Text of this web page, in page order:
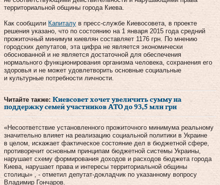
территориальной общины города Киева.
Как сообщили Капиталу в пресс-службе Киевосовета, в проекте
решения указано, что по состоянию на 1 января 2015 года средний
прожиточный минимум киевлян составляет 1176 грн. По мнению
городских депутатов, эта цифра не является экономически
обоснованной и не является достаточной для обеспечения
нормального функционирования организма человека, сохранения его
здоровья и не может удовлетворить основные социальные
и культурные потребности личности.
Читайте также: Киевсовет хочет увеличить сумму на
поддержку семей участников АТО до 93,5 млн грн
«Несоответствие установленного прожиточного минимума реальному
значительно влияет на реализацию социальной политики в Украине
в целом, искажает фактическое состояние дел в бюджетной сфере,
противоречит основным принципам бюджетной системы Украины,
нарушает схему формирования доходов и расходов бюджета города
Киева, нарушает права и интересы территориальной общины
столицы» , - отметил депутат-докладчик по указанному вопросу
Владимир Гончаров.